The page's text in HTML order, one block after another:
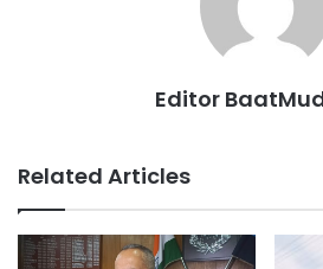
Editor
Related Articles